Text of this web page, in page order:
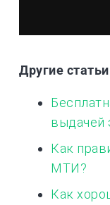
Другие
выдачей
Как
МТИ?
Как